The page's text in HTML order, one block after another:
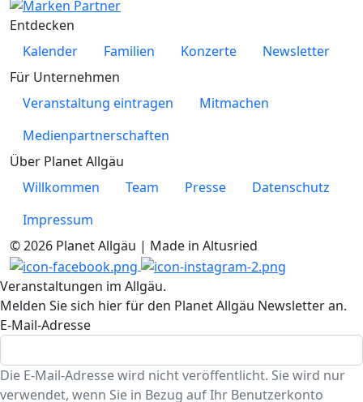
Entdecken
Kalender
Familien Konzerte
Newsletter
Für Unternehmen
Veranstaltung eintragen
Mitmachen
Medienpartnerschaften
Über Planet Allgäu
Willkommen
Team Presse
Datenschutz
Impressum
© 2026 Planet Allgäu | Made in Altusried
Veranstaltungen im Allgäu.
Melden Sie sich hier für den Planet Allgäu Newsletter an.
E-Mail-Adresse
Die E-Mail-Adresse wird nicht veröffentlicht. Sie wird nur
verwendet, wenn Sie in Bezug auf Ihr Benutzerkonto